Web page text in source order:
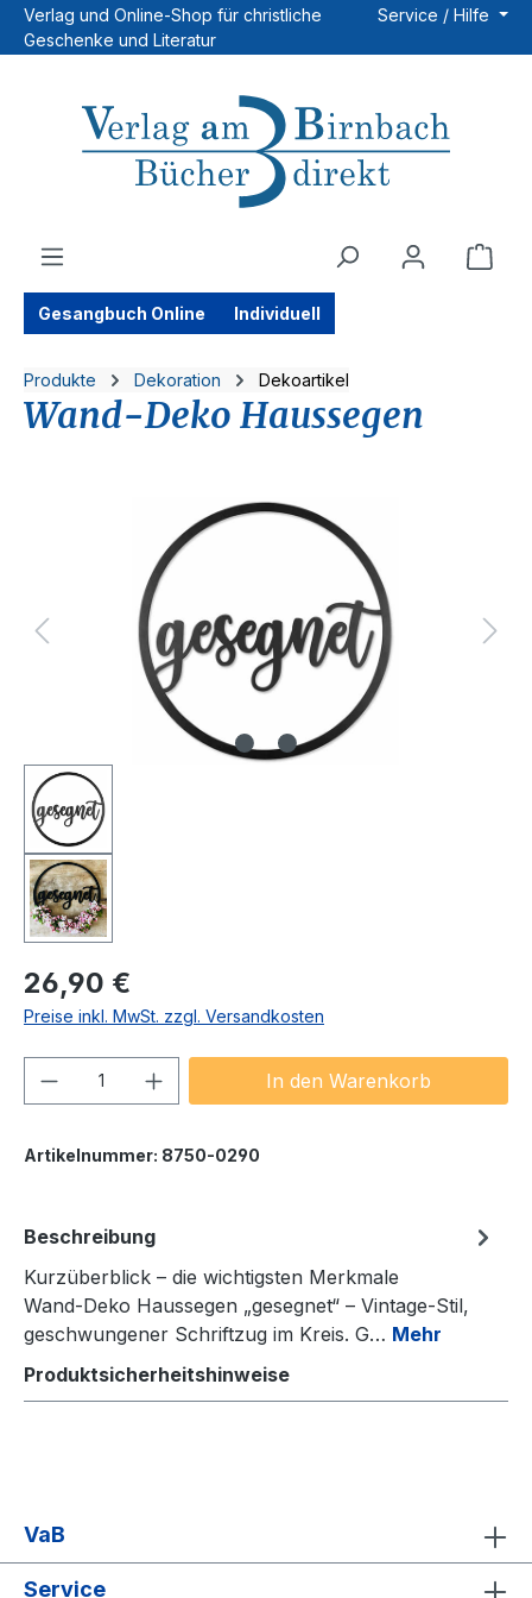
Zum Hauptinhalt springen
Verlag und Online-Shop für christliche
Geschenke und Literatur
Service / Hilfe
Gesangbuch Online Individuell
Produkte Dekoration Dekoartikel
Wand-Deko Haussegen
Bildergalerie überspringen
Regulärer Preis:
26,90 €
Preise inkl. MwSt. zzgl. Versandkosten
Produkt Anzahl: Gib denIn den Warenkorb
Artikelnummer: 8750-0290
Beschreibung
Kurzüberblick – die wichtigsten Merkmale
Wand‑Deko Haussegen „gesegnet“ – Vintage‑Stil,
geschwungener Schriftzug im Kreis. G… Mehr
Produktsicherheitshinweise
VaB
Service